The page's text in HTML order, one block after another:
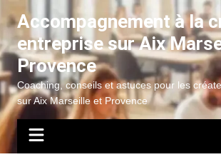
au
contenu
Accompagnement à la
entreprise sur Aix
Provence
Coaching, conseils et astuces pour les
sur Aix Marseille et Provence